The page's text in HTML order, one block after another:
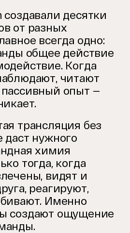
десятки
от разных
всегда одно:
общее действие
Когда
читают
опыт —
трансляция без
даст нужного
химия
тогда, когда
видят и
реагируют,
Именно
создают ощущение